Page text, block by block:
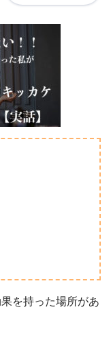
を持った場所があ